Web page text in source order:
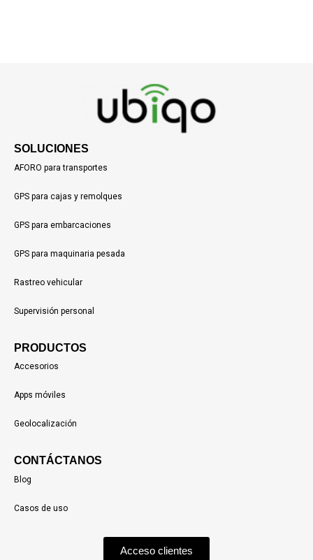
SOLUCIONES
AFORO para transportes
GPS para cajas y remolques
GPS para embarcaciones
GPS para maquinaria pesada
Rastreo vehicular
Supervisión personal
PRODUCTOS
Accesorios
Apps móviles
Geolocalización
CONTÁCTANOS
Blog
Casos de uso
Acceso clientes